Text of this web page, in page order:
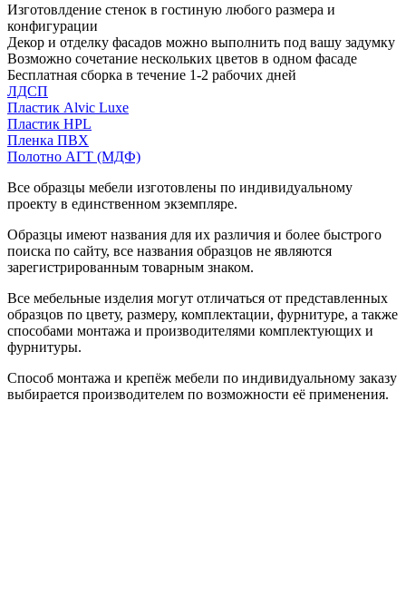
Изготовлдение стенок в гостиную любого размера и
конфигурации
Декор и отделку фасадов можно выполнить под вашу задумку
Возможно сочетание нескольких цветов в одном фасаде
Бесплатная сборка в течение 1-2 рабочих дней
ЛДСП
Пластик Alvic Luxe
Пластик HPL
Пленка ПВХ
Полотно АГТ (МДФ)
Все образцы мебели изготовлены по индивидуальному
проекту в единственном экземпляре.
Образцы имеют названия для их различия и более быстрого
поиска по сайту, все названия образцов не являются
зарегистрированным товарным знаком.
Все мебельные изделия могут отличаться от представленных
образцов по цвету, размеру, комплектации, фурнитуре, а также
способами монтажа и производителями комплектующих и
фурнитуры.
Способ монтажа и крепёж мебели по индивидуальному заказу
выбирается производителем по возможности её применения.